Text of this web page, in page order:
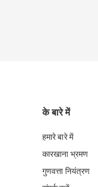
के बारे में
हमारे बारे में
कारखाना भ्रमण
गुणवत्ता नियंत्रण